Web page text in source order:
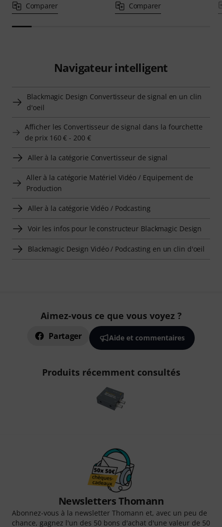
Comparer Comparer
Navigateur intelligent
Blackmagic Design Convertisseur de signal en un clin
d'oeil
Afficher les Convertisseur de signal dans la fourchette
de prix 160 € - 200 €
Aller à la catégorie Convertisseur de signal
Aller à la catégorie Matériel Vidéo / Equipement de
Production
Aller à la catégorie Vidéo / Podcasting
Voir les infos pour le constructeur Blackmagic Design
Blackmagic Design Vidéo / Podcasting en un clin d'oeil
Aimez-vous ce que vous voyez ?
Partager Aide et commentaires
Produits récemment consultés
Newsletters Thomann
Abonnez-vous à la newsletter Thomann et, avec un peu de
chance, gagnez l'un des 50 bons d'achat d'une valeur de 50